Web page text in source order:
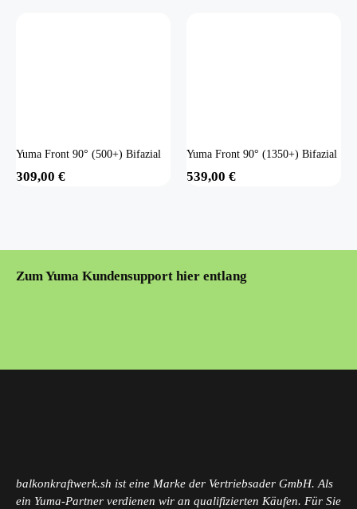
Yuma Front 90° (500+) Bifazial
309,00 €
Yuma Front 90° (1350+) Bifazial
539,00 €
Zum Yuma Kundensupport hier entlang
balkonkraftwerk.sh ist eine Marke der Vertriebsader GmbH. Als
ein Yuma-Partner verdienen wir an qualifizierten Käufen. Für Sie